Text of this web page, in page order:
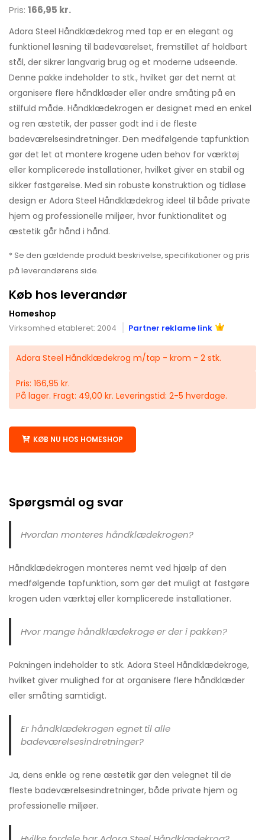
Pris: 166,95 kr.
Adora Steel Håndklædekrog med tap er en elegant og
funktionel løsning til badeværelset, fremstillet af holdbart
stål, der sikrer langvarig brug og et moderne udseende.
Denne pakke indeholder to stk., hvilket gør det nemt at
organisere flere håndklæder eller andre småting på en
stilfuld måde. Håndklædekrogen er designet med en enkel
og ren æstetik, der passer godt ind i de fleste
badeværelsesindretninger. Den medfølgende tapfunktion
gør det let at montere krogene uden behov for værktøj
eller komplicerede installationer, hvilket giver en stabil og
sikker fastgørelse. Med sin robuste konstruktion og tidløse
design er Adora Steel Håndklædekrog ideel til både private
hjem og professionelle miljøer, hvor funktionalitet og
æstetik går hånd i hånd.
* Se den gældende produkt beskrivelse, specifikationer og pris
på leverandørens side.
Køb hos leverandør
Homeshop
Virksomhed etableret: 2004 Partner reklame link
Adora Steel Håndklædekrog m/tap - krom - 2 stk.
Pris: 166,95 kr.
På lager. Fragt: 49,00 kr. Leveringstid: 2-5 hverdage.
KØB NU HOS HOMESHOP
Spørgsmål og svar
Hvordan monteres håndklædekrogen?
Håndklædekrogen monteres nemt ved hjælp af den
medfølgende tapfunktion, som gør det muligt at fastgøre
krogen uden værktøj eller komplicerede installationer.
Hvor mange håndklædekroge er der i pakken?
Pakningen indeholder to stk. Adora Steel Håndklædekroge,
hvilket giver mulighed for at organisere flere håndklæder
eller småting samtidigt.
Er håndklædekrogen egnet til alle
badeværelsesindretninger?
Ja, dens enkle og rene æstetik gør den velegnet til de
fleste badeværelsesindretninger, både private hjem og
professionelle miljøer.